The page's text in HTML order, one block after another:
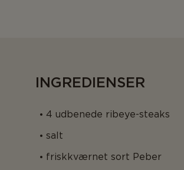
INGREDIENSER
4 udbenede ribeye-steaks
salt
friskkværnet sort Peber